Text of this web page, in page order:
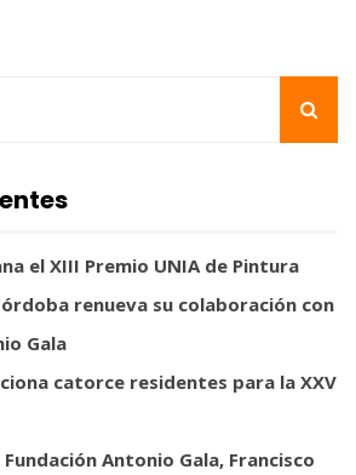
el XIII Premio UNIA de Pintura
renueva su colaboración con
Gala
catorce residentes para la XXV
Antonio Gala, Francisco